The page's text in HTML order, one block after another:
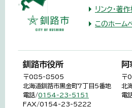
リンク・著
このホーム
釧路市役所
〒085-8505
北海道釧路市黒金町7丁目5番地
電話/0154-23-5151
FAX/0154-23-5222
阿
〒
北
電